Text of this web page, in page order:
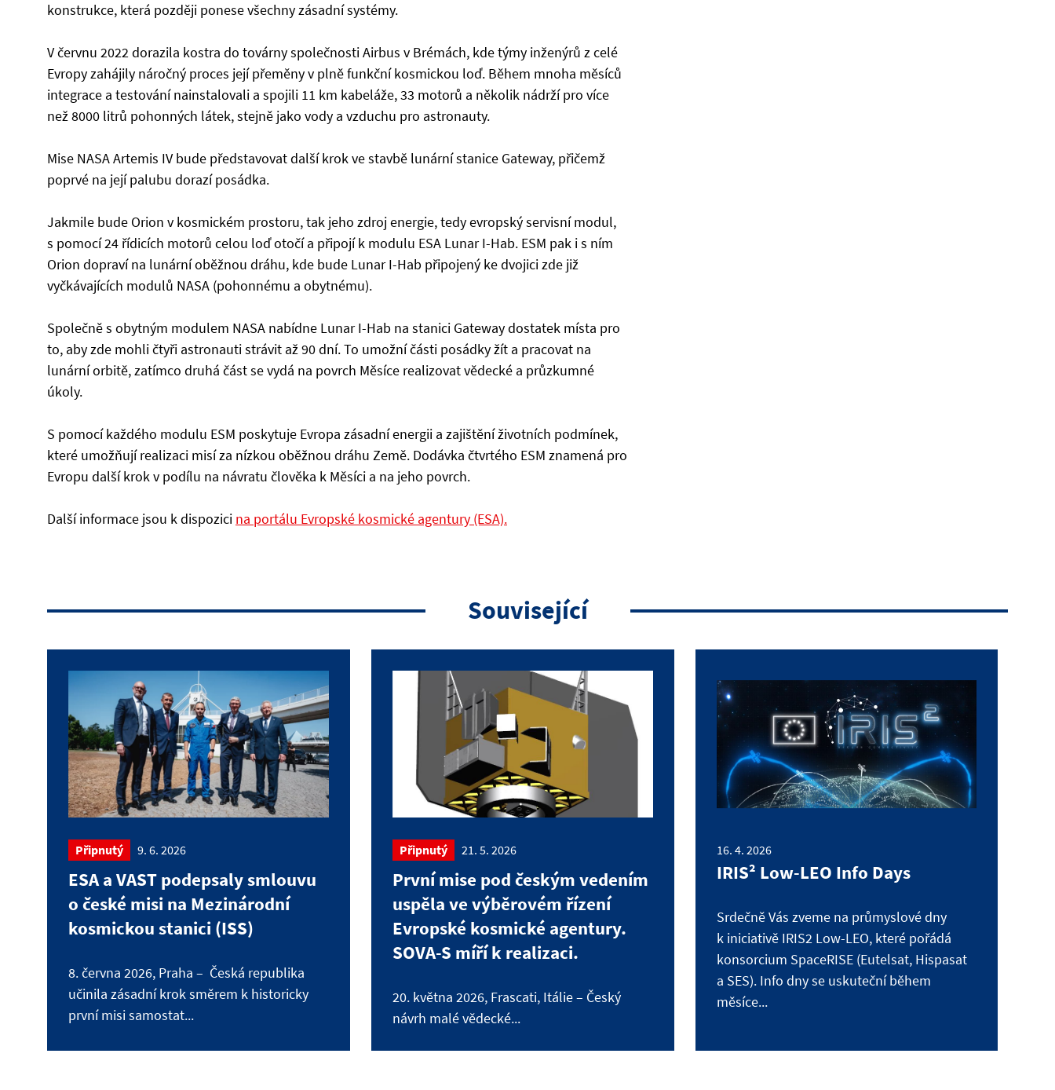
konstrukce, která později ponese všechny zásadní systémy.
V červnu 2022 dorazila kostra do továrny společnosti Airbus v Brémách, kde týmy inženýrů z celé
Evropy zahájily náročný proces její přeměny v plně funkční kosmickou loď. Během mnoha měsíců
integrace a testování nainstalovali a spojili 11 km kabeláže, 33 motorů a několik nádrží pro více
než 8000 litrů pohonných látek, stejně jako vody a vzduchu pro astronauty.
Mise NASA Artemis IV bude představovat další krok ve stavbě lunární stanice Gateway, přičemž
poprvé na její palubu dorazí posádka.
Jakmile bude Orion v kosmickém prostoru, tak jeho zdroj energie, tedy evropský servisní modul,
s pomocí 24 řídicích motorů celou loď otočí a připojí k modulu ESA Lunar I-Hab. ESM pak i s ním
Orion dopraví na lunární oběžnou dráhu, kde bude Lunar I-Hab připojený ke dvojici zde již
vyčkávajících modulů NASA (pohonnému a obytnému).
Společně s obytným modulem NASA nabídne Lunar I-Hab na stanici Gateway dostatek místa pro
to, aby zde mohli čtyři astronauti strávit až 90 dní. To umožní části posádky žít a pracovat na
lunární orbitě, zatímco druhá část se vydá na povrch Měsíce realizovat vědecké a průzkumné
úkoly.
S pomocí každého modulu ESM poskytuje Evropa zásadní energii a zajištění životních podmínek,
které umožňují realizaci misí za nízkou oběžnou dráhu Země. Dodávka čtvrtého ESM znamená pro
Evropu další krok v podílu na návratu člověka k Měsíci a na jeho povrch.
Další informace jsou k dispozici na portálu Evropské kosmické agentury (ESA).
Související
Připnutý 9. 6. 2026
ESA a VAST podepsaly smlouvu
o české misi na Mezinárodní
kosmickou stanici (ISS)
8. června 2026, Praha – Česká republika
učinila zásadní krok směrem k historicky
první misi samostat...
Připnutý 21. 5. 2026
První mise pod českým vedením
uspěla ve výběrovém řízení
Evropské kosmické agentury.
SOVA-S míří k realizaci.
20. května 2026, Frascati, Itálie – Český
návrh malé vědecké...
16. 4. 2026
IRIS² Low-LEO Info Days
Srdečně Vás zveme na průmyslové dny
k iniciativě IRIS2 Low-LEO, které pořádá
konsorcium SpaceRISE (Eutelsat, Hispasat
a SES). Info dny se uskuteční během
měsíce...